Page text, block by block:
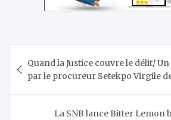
de
l’article
Quand la Justice couvre le délit/
par le procureur Setekpo Virgile
La SNB lance Bitter Lemon